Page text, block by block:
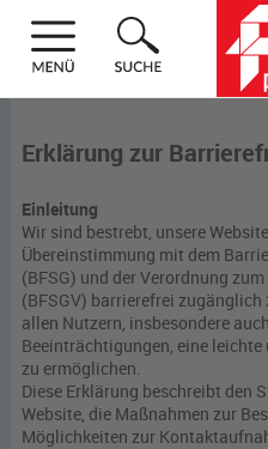
Erklärung zur
Einleitung
Wir sind bestrebt, unsere
Übereinstimmung mit dem
(BFSG) und der Verordnung
(BFSGV) barrierefrei zugänglich
allen Nutzern, insbesondere
Beeinträchtigungen, eine
zu ermöglichen.
Diese Erklärung beschreibt den
Website, die Maßnahmen zur
Möglichkeiten zur